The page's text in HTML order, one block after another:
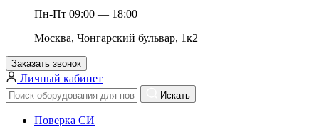
Пн-Пт 09:00 — 18:00
Москва, Чонгарский бульвар, 1к2
Заказать звонок
Личный кабинет
Искать
Поверка СИ